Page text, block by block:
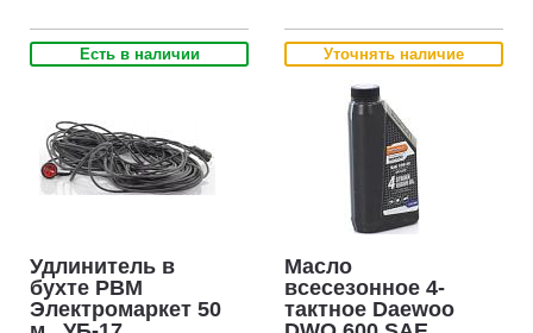
Есть в наличии
Удлинитель в
бухте РВМ
Электромаркет 50
Уточнять наличие
Масло
всесезонное 4-
тактное Daewoo